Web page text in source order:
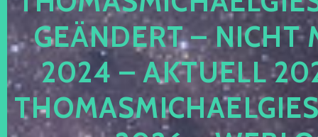
GEÄNDERT – NICHT
2024 – AKTUELL